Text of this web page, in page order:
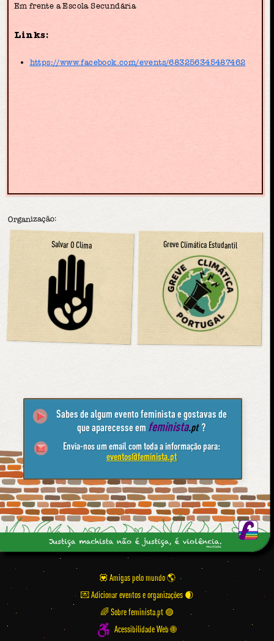
Em frente a Escola Secundária
Links:
https://www.facebook.com/events/683256345487462
Organização:
Salvar O Clima Greve Climática Estudantil
Sabes de algum evento feminista e gostavas de
que aparecesse em feminista.pt ?
Envia-nos um email com toda a informação para:
eventos@feminista.pt
💟 Amigas pelo mundo
💌 Adicionar eventos e organizações
🌈 Sobre feminista.pt 🟣
Acessibilidade Web 🌐